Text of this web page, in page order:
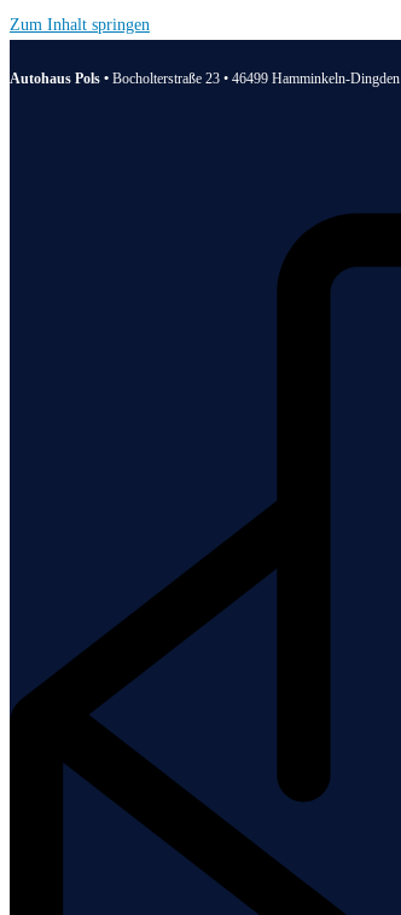
Zum Inhalt springen
Autohaus Pols • Bocholterstraße 23 • 46499 Hamminkeln-Dingden